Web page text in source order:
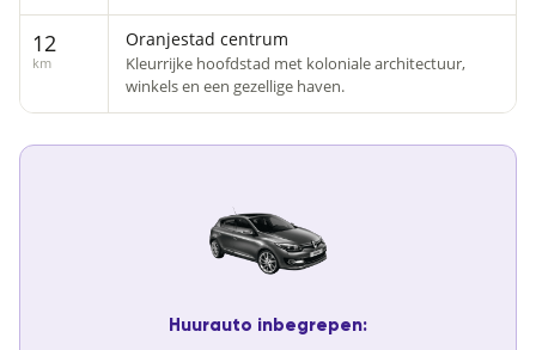
12
km
Oranjestad centrum
Kleurrijke hoofdstad met koloniale architectuur,
winkels en een gezellige haven.
Huurauto inbegrepen: